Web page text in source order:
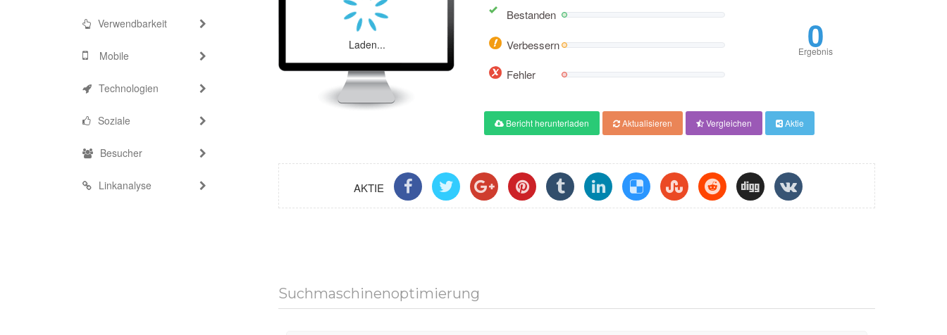
Verwendbarkeit
Mobile
Technologien
Soziale
Besucher
Linkanalyse
Laden...
Bestanden
Verbessern
Fehler
0
Ergebnis
Bericht herunterladen Aktualisieren Vergleichen Aktie
AKTIE
Suchmaschinenoptimierung